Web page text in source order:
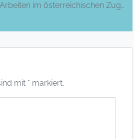
Arbeiten im österreichischen Zug…
mit * markiert.